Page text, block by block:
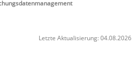
Letzte Aktualisierung: 04.08.2026